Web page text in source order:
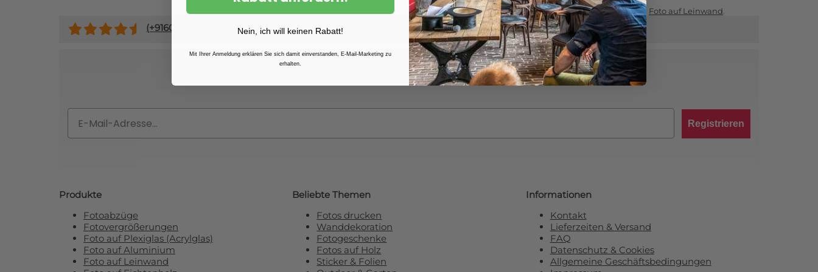
Weitere Informationen finden Sie auf unserer Hauptseite Foto auf Leinwand
(+9160
Abonnieren Sie unseren Newsletter und erhalten SieRabatt von 10 %!
Registrieren
Produkte
Fotoabzüge
Fotovergrößerungen
Foto auf Plexiglas (Acrylglas)
Foto auf Aluminium
Foto auf Leinwand
Beliebte Themen
Fotos drucken
Wanddekoration
Fotogeschenke
Fotos auf Holz
Sticker & Folien
Informationen
Kontakt
Lieferzeiten & Versand
FAQ
Datenschutz & Cookies
Allgemeine Geschäftsbedingungen
Nein, ich will keinen Rabatt!
Mit Ihrer Anmeldung erklären Sie sich damit einverstanden, E-Mail-Marketing zu
erhalten.